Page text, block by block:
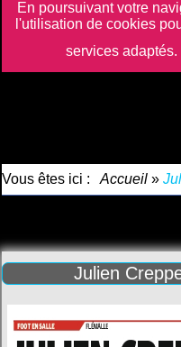
En poursuivant votre
l'utilisation de cookies
services adaptés.
Vous êtes ici : Accueil»
Julien